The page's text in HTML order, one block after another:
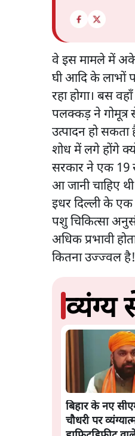
वे इस मामले में
घी आदि के लाभों
रहा होगा। बस
पलक्कड़ ने गोमूत्र
उत्पादन हो सकता
शोध में लगे होंगे
सरकार ने एक 19
आ जानी चाहिए
इधर दिल्ली के
पशु चिकित्सा
अधिक प्रभावी
कितना उज्ज्वल है!
बिहार के नए
चौधरी पर